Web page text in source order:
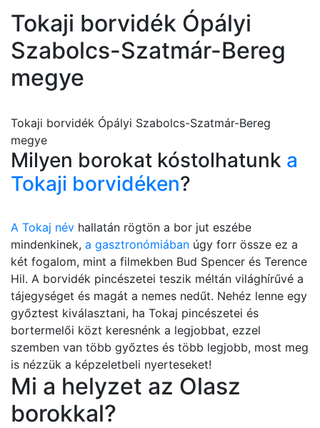
Tokaji borvidék Ópályi
Szabolcs-Szatmár-Bereg
megye
Tokaji borvidék Ópályi Szabolcs-Szatmár-Bereg
megye
Milyen borokat kóstolhatunk a
Tokaji borvidéken?
A Tokaj név hallatán rögtön a bor jut eszébe
mindenkinek, a gasztronómiában úgy forr össze ez a
két fogalom, mint a filmekben Bud Spencer és Terence
Hil. A borvidék pincészetei teszik méltán világhírűvé a
tájegységet és magát a nemes nedűt. Nehéz lenne egy
győztest kiválasztani, ha Tokaj pincészetei és
bortermelői közt keresnénk a legjobbat, ezzel
szemben van több győztes és több legjobb, most meg
is nézzük a képzeletbeli nyerteseket!
Mi a helyzet az Olasz
borokkal?